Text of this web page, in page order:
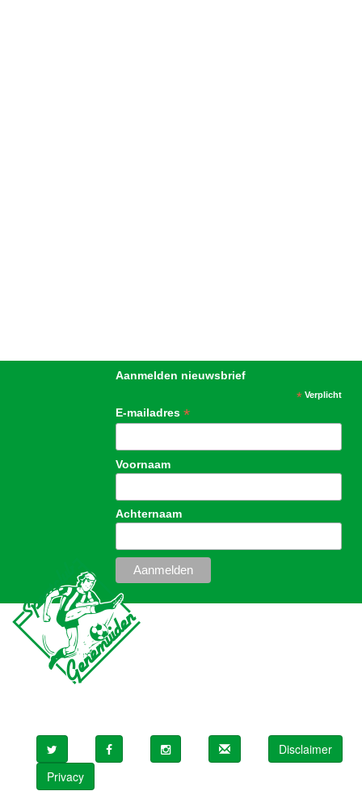
Aanmelden nieuwsbrief
*Verplicht
E-mailadres*
Voornaam
Achternaam
Disclaimer
Privacy